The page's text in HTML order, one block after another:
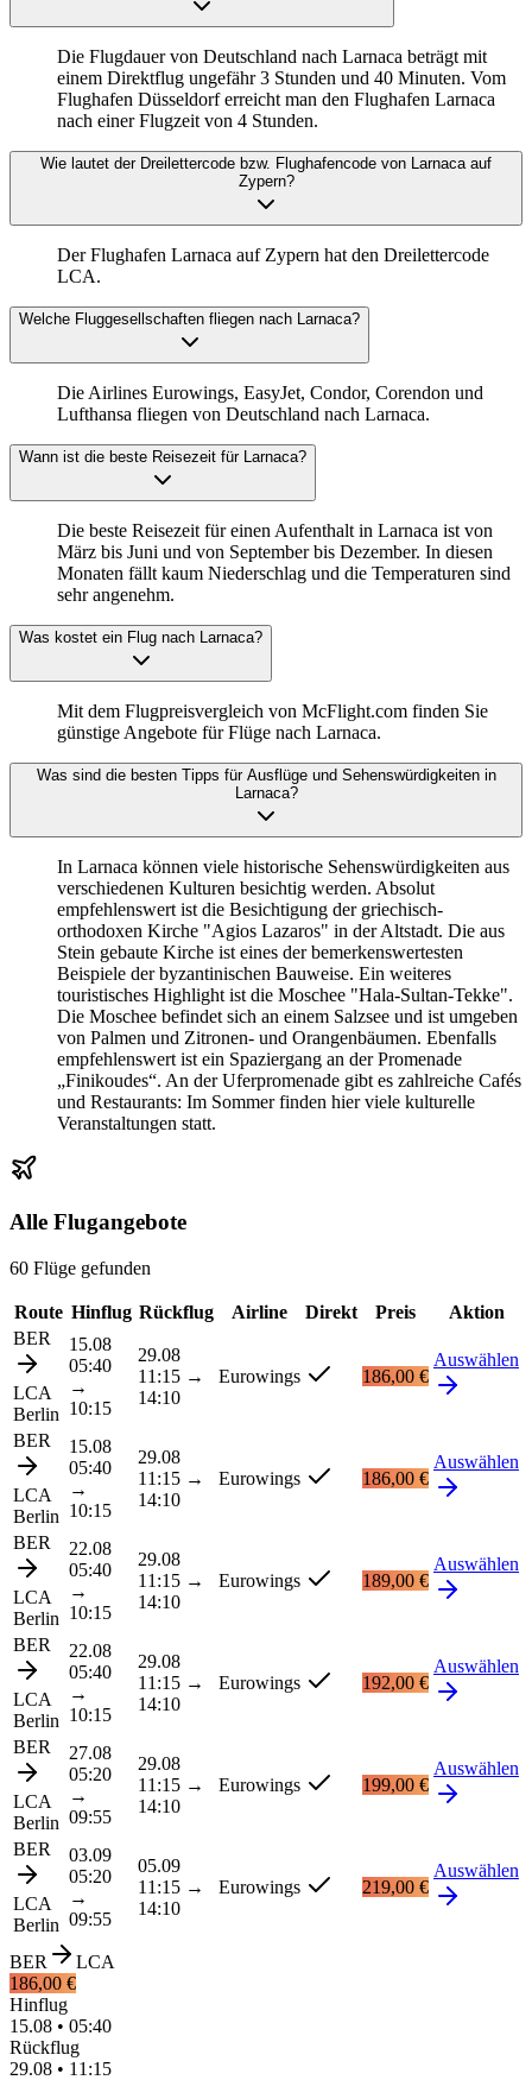
Die Flugdauer von Deutschland nach Larnaca beträgt mit
einem Direktflug ungefähr 3 Stunden und 40 Minuten. Vom
Flughafen Düsseldorf erreicht man den Flughafen Larnaca
nach einer Flugzeit von 4 Stunden.
Wie lautet der Dreilettercode bzw. Flughafencode von Larnaca auf
Zypern?
Der Flughafen Larnaca auf Zypern hat den Dreilettercode
LCA.
Welche Fluggesellschaften fliegen nach Larnaca?
Die Airlines Eurowings, EasyJet, Condor, Corendon und
Lufthansa fliegen von Deutschland nach Larnaca.
Wann ist die beste Reisezeit für Larnaca?
Die beste Reisezeit für einen Aufenthalt in Larnaca ist von
März bis Juni und von September bis Dezember. In diesen
Monaten fällt kaum Niederschlag und die Temperaturen sind
sehr angenehm.
Was kostet ein Flug nach Larnaca?
Mit dem Flugpreisvergleich von McFlight.com finden Sie
günstige Angebote für Flüge nach Larnaca.
Was sind die besten Tipps für Ausflüge und Sehenswürdigkeiten in
Larnaca?
In Larnaca können viele historische Sehenswürdigkeiten aus
verschiedenen Kulturen besichtig werden. Absolut
empfehlenswert ist die Besichtigung der griechisch-
orthodoxen Kirche "Agios Lazaros" in der Altstadt. Die aus
Stein gebaute Kirche ist eines der bemerkenswertesten
Beispiele der byzantinischen Bauweise. Ein weiteres
touristisches Highlight ist die Moschee "Hala-Sultan-Tekke".
Die Moschee befindet sich an einem Salzsee und ist umgeben
von Palmen und Zitronen- und Orangenbäumen. Ebenfalls
empfehlenswert ist ein Spaziergang an der Promenade
„Finikoudes“. An der Uferpromenade gibt es zahlreiche Cafés
und Restaurants: Im Sommer finden hier viele kulturelle
Veranstaltungen statt.
Alle Flugangebote
60 Flüge gefunden
Route Hinflug Rückflug Airline Direkt Preis
Aktion
BER
LCA
Berlin
15.08
05:40
→
10:15
29.08
11:15 →
14:10
Eurowings 186,00 €
Auswählen
BER
LCA
Berlin
15.08
05:40
→
10:15
29.08
11:15 →
14:10
Eurowings 186,00 €
Auswählen
BER
LCA
Berlin
22.08
05:40
→
10:15
29.08
11:15 →
14:10
Eurowings 189,00 €
Auswählen
BER
LCA
Berlin
22.08
05:40
→
10:15
29.08
11:15 →
14:10
Eurowings 192,00 €
Auswählen
BER
LCA
Berlin
27.08
05:20
→
09:55
29.08
11:15 →
14:10
Eurowings 199,00 €
Auswählen
BER
LCA
Berlin
03.09
05:20
→
09:55
05.09
11:15 →
14:10
Eurowings 219,00 €
Auswählen
BER
LCA
186,00 €
Hinflug
15.08 • 05:40
Rückflug
29.08 • 11:15